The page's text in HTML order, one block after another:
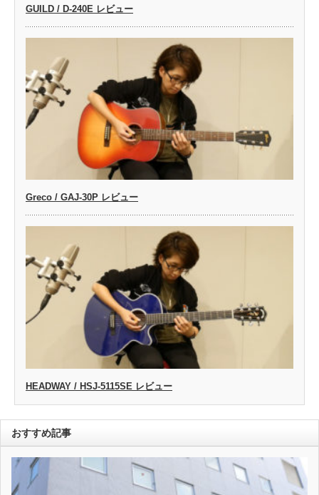
GUILD / D-240E レビュー
Greco / GAJ-30P レビュー
HEADWAY / HSJ-5115SE レビュー
おすすめ記事